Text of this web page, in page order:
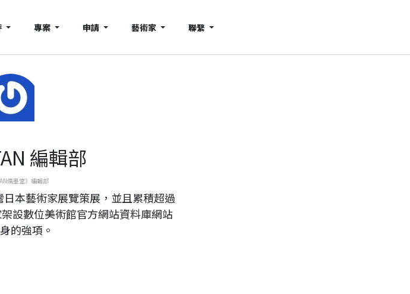
專案 申請 藝術家 聯繫
編輯部
儒墨堂》編輯部
日本藝術家展覽策展，並且累積超過
設數位美術館官方網站資料庫網站
的強項。